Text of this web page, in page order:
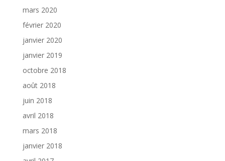
mars 2020
février 2020
janvier 2020
janvier 2019
octobre 2018
août 2018
juin 2018
avril 2018
mars 2018
janvier 2018